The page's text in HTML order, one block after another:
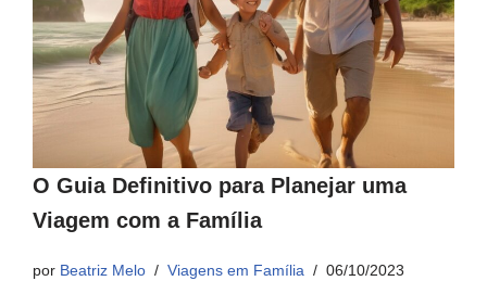
O Guia Definitivo para Planejar uma
Viagem com a Família
por Beatriz Melo Viagens em Família 06/10/2023